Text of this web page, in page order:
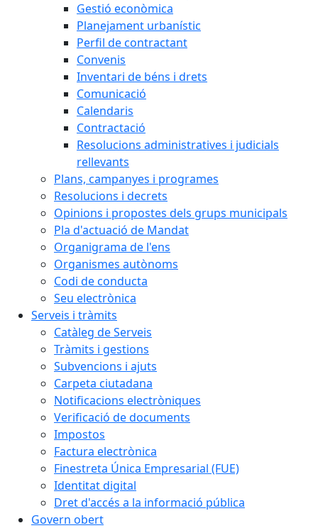
Gestió econòmica
Planejament urbanístic
Perfil de contractant
Convenis
Inventari de béns i drets
Comunicació
Calendaris
Contractació
Resolucions administratives i judicials
rellevants
Plans, campanyes i programes
Resolucions i decrets
Opinions i propostes dels grups municipals
Pla d'actuació de Mandat
Organigrama de l'ens
Organismes autònoms
Codi de conducta
Seu electrònica
Serveis i tràmits
Catàleg de Serveis
Tràmits i gestions
Subvencions i ajuts
Carpeta ciutadana
Notificacions electròniques
Verificació de documents
Impostos
Factura electrònica
Finestreta Única Empresarial (FUE)
Identitat digital
Dret d'accés a la informació pública
Govern obert